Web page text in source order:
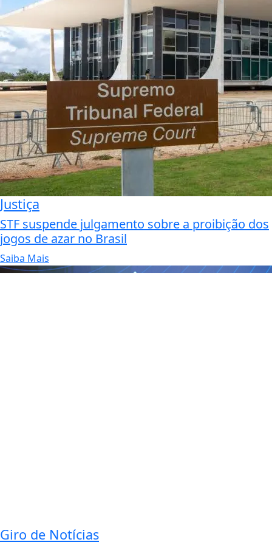
Justiça
STF suspende julgamento sobre a proibição dos
jogos de azar no Brasil
Saiba Mais
Giro de Notícias